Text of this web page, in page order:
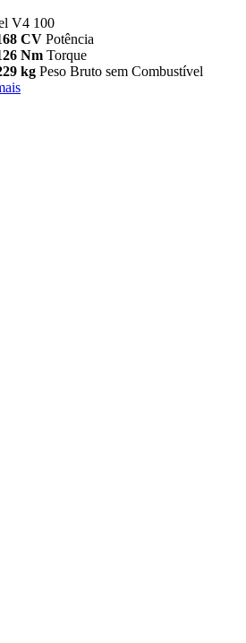
V4 100
CV Potência
Nm Torque
kg Peso Bruto sem Combustível